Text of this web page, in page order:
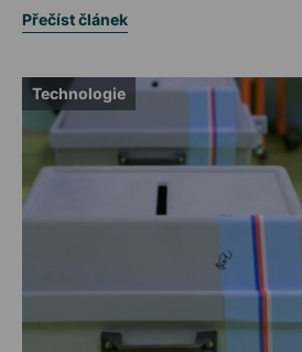
Přečíst článek
Technologie